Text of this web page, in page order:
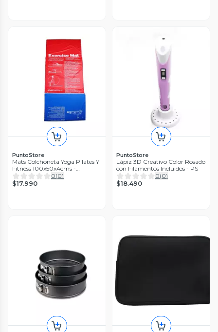
PuntoStore
Mats Colchoneta Yoga Pilates Y
Fitness 100x50x4cms -
PuntoStore
0(0)
$17.990
PuntoStore
Lápiz 3D Creativo Color Rosado
con Filamentos Incluidos - PS
0(0)
$18.490